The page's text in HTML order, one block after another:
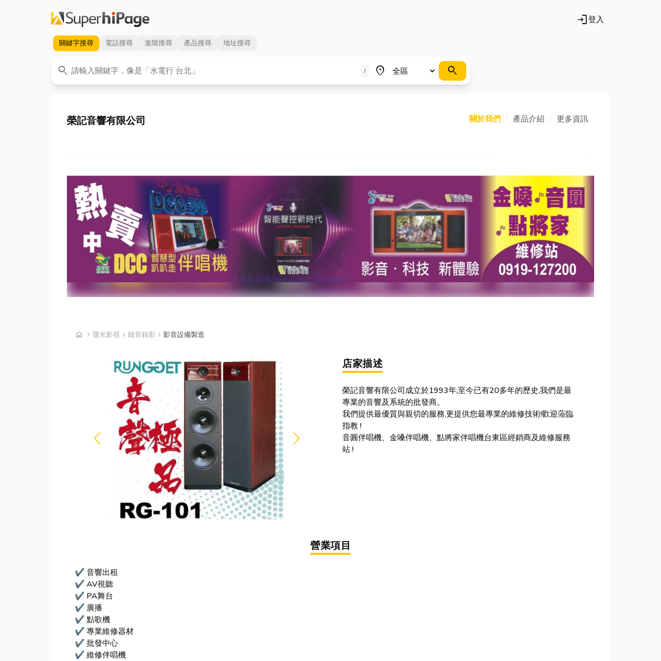
login登入
關鍵字搜尋 電話搜尋 進階搜尋 產品搜尋 地址搜尋
search
關鍵字 / place
地區
search
榮記音響有限公司 關於我們 產品介紹 更多資訊
home chevron_right 首頁
聲光影視 chevron_right 錄音錄影 chevron_right 影音設備製造
店家描述
榮記音響有限公司成立於1993年,至今已有20多年的歷史,我們是最
專業的音響及系統的批發商。
我們提供最優質與親切的服務,更提供您最專業的維修技術!歡迎蒞臨
指教 !
音圓伴唱機、金嗓伴唱機、點將家伴唱機台東區經銷商及維修服務
站 !
營業項目
✔ 音響出租
✔ AV視聽
✔ PA舞台
✔ 廣播
✔ 點歌機
✔ 專業維修器材
✔ 批發中心
✔ 維修伴唱機